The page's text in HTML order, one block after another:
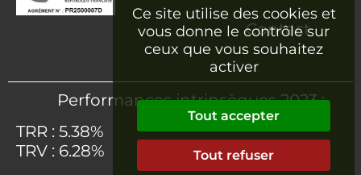
Contact
Performances intrinsèques 2023 :
TRR : 5.38%
TRV : 6.28%
Ce site utilise des cookies et
vous donne le contrôle sur
ceux que vous souhaitez
activer
Tout accepter
Tout refuser